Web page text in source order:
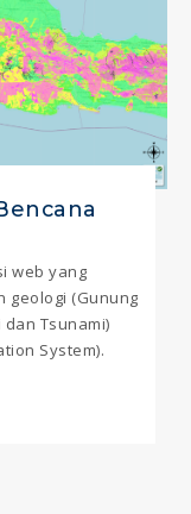
web yang
geologi (Gunung
Tsunami)
System).